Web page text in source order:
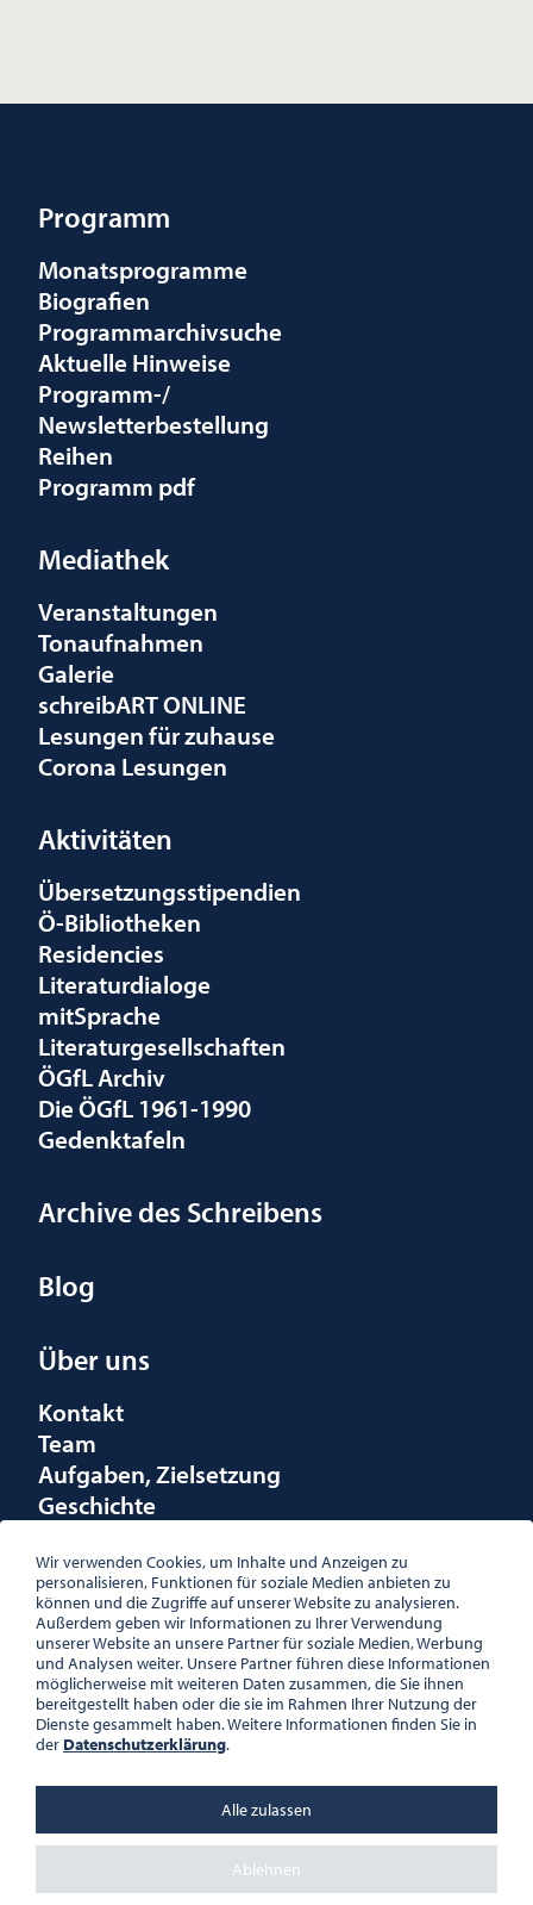
Programm
Monatsprogramme
Biografien
Programmarchivsuche
Aktuelle Hinweise
Programm-/
Newsletterbestellung
Reihen
Programm pdf
Mediathek
Veranstaltungen
Tonaufnahmen
Galerie
schreibART ONLINE
Lesungen für zuhause
Corona Lesungen
Aktivitäten
Übersetzungsstipendien
Ö-Bibliotheken
Residencies
Literaturdialoge
mitSprache
Literaturgesellschaften
ÖGfL Archiv
Die ÖGfL 1961-1990
Gedenktafeln
Archive des Schreibens
Blog
Über uns
Kontakt
Team
Aufgaben, Zielsetzung
Geschichte
Förderungen
Logo
ÖSTERREICHISCHE
GESELLSCHAFT FÜR LITERATUR
PALAIS WILCZEK, HERRENGASSE
ZVR-NR.: 508018443
16:00 UHR, FR 10:00 – 13:00 UHR
DATENSCHUTZ
Wir verwenden Cookies, um Inhalte und Anzeigen zu
personalisieren, Funktionen für soziale Medien anbieten zu
können und die Zugriffe auf unserer Website zu analysieren.
Außerdem geben wir Informationen zu Ihrer Verwendung
unserer Website an unsere Partner für soziale Medien, Werbung
und Analysen weiter. Unsere Partner führen diese Informationen
möglicherweise mit weiteren Daten zusammen, die Sie ihnen
bereitgestellt haben oder die sie im Rahmen Ihrer Nutzung der
Dienste gesammelt haben. Weitere Informationen finden Sie in
der Datenschutzerklärung.
Ablehnen
Alle zulassen